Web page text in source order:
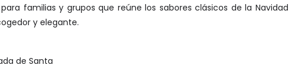
familias y grupos que reúne los sabores clásicos de la Navidad
y elegante.
de Santa